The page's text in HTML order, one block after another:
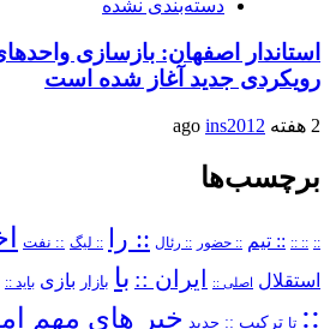
دسته‌بندی نشده
استاندار اصفهان: بازسازی
رویکردی جدید آغاز شده است
2 هفته ago ins2012
برچسب‌ها
::
:: :: :: تیم :: حضور :: رئال :: را :: لیگ :: نفت
استقلال اصلی :: ایران :: با بازار بازی باید ::
:: تا ترکیب :: جدید خبر های مهم